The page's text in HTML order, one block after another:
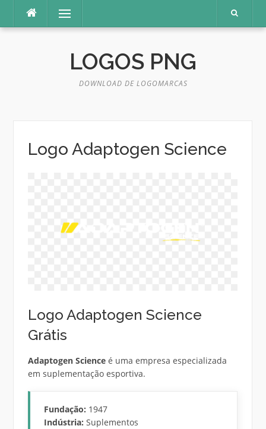
o
Menu
LOGOS PNG
DOWNLOAD DE LOGOMARCAS
Logo Adaptogen Science
Logo Adaptogen Science
Grátis
Adaptogen Scienceé uma empresa especializada
em suplementação esportiva.
Fundação: 1947
Indústria: Suplementos